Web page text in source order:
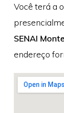
Você terá a
SENAI
endereço